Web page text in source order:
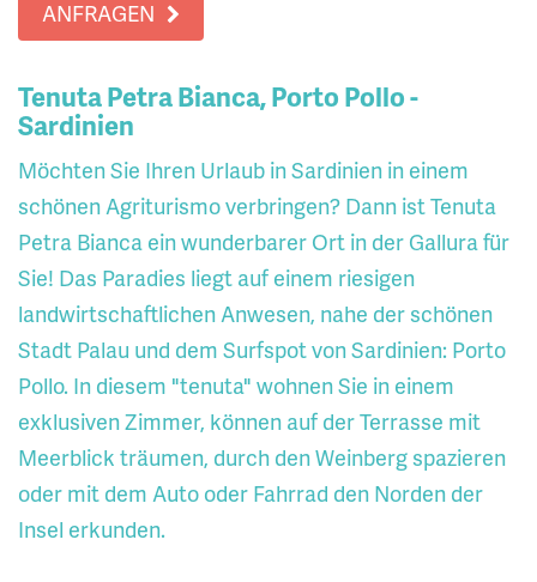
ANFRAGEN
Tenuta Petra Bianca, Porto Pollo -
Sardinien
Möchten Sie Ihren Urlaub in Sardinien in einem
schönen Agriturismo verbringen? Dann ist Tenuta
Petra Bianca ein wunderbarer Ort in der Gallura für
Sie! Das Paradies liegt auf einem riesigen
landwirtschaftlichen Anwesen, nahe der schönen
Stadt Palau und dem Surfspot von Sardinien: Porto
Pollo. In diesem "tenuta" wohnen Sie in einem
exklusiven Zimmer, können auf der Terrasse mit
Meerblick träumen, durch den Weinberg spazieren
oder mit dem Auto oder Fahrrad den Norden der
Insel erkunden.